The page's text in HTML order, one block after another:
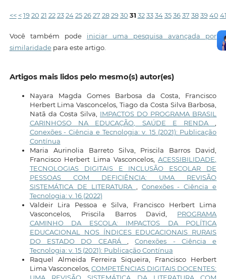
<< < 19 20 21 22 23 24 25 26 27 28 29 30 31 32 33 34 35 36 37 38 39 40
Você também pode iniciar uma pesquisa avançada por
similaridadepara este artigo.
Artigos mais lidos pelo mesmo(s) autor(es)
Nayara Magda Gomes Barbosa da Costa, Francisco
Herbert Lima Vasconcelos, Tiago da Costa Silva Barbosa,
Natã da Costa Silva, IMPACTOS DO PROGRAMA BRASIL
CARINHOSO NA EDUCAÇÃO, SAÚDE E RENDA
Conexões - Ciência e Tecnologia: v. 15 (2021): Publicação
Contínua
Maria Aurinolia Barreto Silva, Priscila Barros David,
Francisco Herbert Lima Vasconcelos,ACESSIBILIDADE,
TECNOLOGIAS DIGITAIS E INCLUSÃO ESCOLAR DE
PESSOAS COM DEFICIÊNCIA: UMA REVISÃO
SISTEMÁTICA DE LITERATURA
Conexões - Ciência e
Tecnologia: v. 16 (2022)
Valdeir Lira Pessoa e Silva, Francisco Herbert Lima
Vasconcelos, Priscila Barros David, PROGRAMA
CAMINHO DA ESCOLA: IMPACTOS DA POLÍTICA
EDUCACIONAL NOS ÍNDICES EDUCACIONAIS RURAIS
DO ESTADO DO CEARÁ
,Conexões - Ciência e
Tecnologia: v. 15 (2021): Publicação Contínua
Raquel Almeida Ferreira Siqueira, Francisco Herbert
Lima Vasconcelos, COMPETÊNCIAS DIGITAIS DOCENTES: